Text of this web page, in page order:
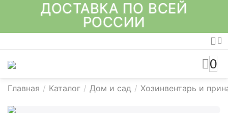
ДОСТАВКА ПО ВСЕЙ
РОССИИ
0
Главная / Каталог / Дом и сад / Хозинвентарь и